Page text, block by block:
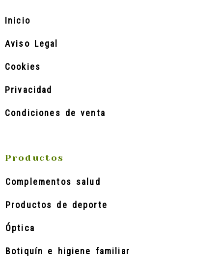
Inicio
Aviso Legal
Cookies
Privacidad
Condiciones de venta
Productos
Complementos salud
Productos de deporte
Óptica
Botiquín e higiene familiar